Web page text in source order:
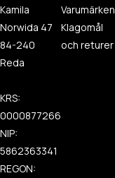
Kamila
Norwida 47
84-240
Reda
KRS:
0000877266
NIP:
5862363341
REGON:
Varumärken
Klagomål
och returer